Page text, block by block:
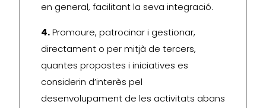
en general, facilitant la seva integració.
4.Promoure, patrocinar i gestionar,
directament o per mitjà de tercers,
quantes propostes i iniciatives es
considerin d’interès pel
desenvolupament de les activitats abans